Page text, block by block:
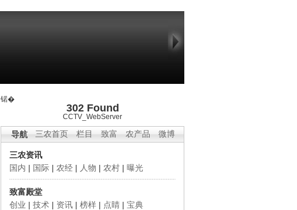
锘�
302 Found
CCTV_WebServer
三农首页 栏目 致富 农产品 微博
导航
三农资讯
国内 | 国际 | 农经 | 人物 | 农村 | 曝光
致富殿堂
创业 | 技术 | 资讯 | 榜样 | 点睛 | 宝典